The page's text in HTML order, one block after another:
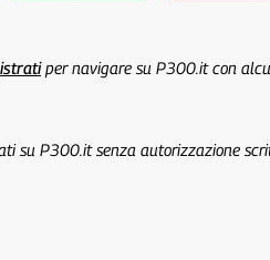
per navigare su P300.it con
su P300.it senza autorizzazione